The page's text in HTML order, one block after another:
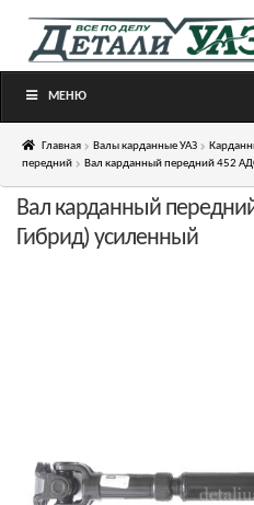
Перейти
Перейти
МЕНЮ
Главная Валы карданные УАЗ
передний
Вал карданный передний 452
Вал карданный
Гибрид) усиленный